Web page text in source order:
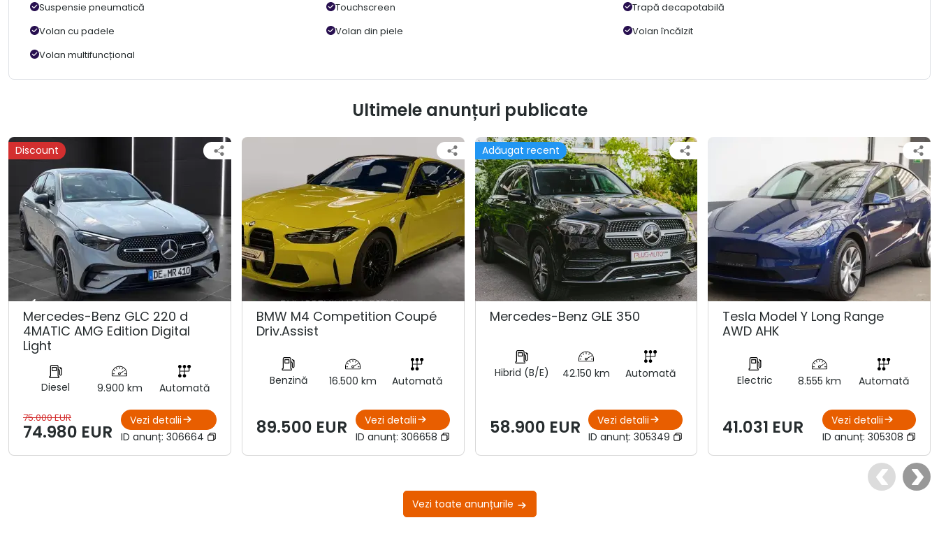
Suspensie pneumatică
Touchscreen
Trapă decapotabilă
Volan cu padele
Volan din piele
Volan încălzit
Volan multifuncțional
Ultimele anunțuri publicate
Discount
Mercedes-Benz GLC 220 d
4MATIC AMG Edition Digital
Light
Diesel 9.900 km Automată
75.000 EUR
74.980 EUR
Vezi detalii
ID anunț: 306664
BMW M4 Competition Coupé
Driv.Assist
Benzină 16.500 km Automată
89.500 EUR
Vezi detalii
ID anunț: 306658
Adăugat recent
Mercedes-Benz GLE 350
Hibrid (B/E) 42.150 km Automată
58.900 EUR
Vezi detalii
ID anunț:305349
Tesla Model Y Long Range
AWD AHK
Electric 8.555 km Automată
41.031 EUR
Vezi detalii
ID anunț: 305308
Vezi toate anunțurile